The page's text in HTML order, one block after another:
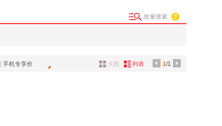
批量搜索
手机专享价 1/1
大图 列表